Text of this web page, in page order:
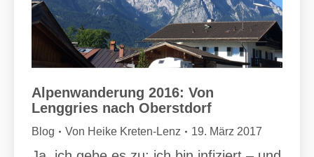
Alpenwanderung 2016: Von
Lenggries nach Oberstdorf
Blog Von Heike Kreten-Lenz 19. März 2017